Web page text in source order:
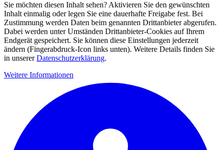
Sie möchten diesen Inhalt sehen? Aktivieren Sie den gewünschten
Inhalt einmalig oder legen Sie eine dauerhafte Freigabe fest. Bei
Zustimmung werden Daten beim genannten Drittanbieter abgerufen.
Dabei werden unter Umständen Drittanbieter-Cookies auf Ihrem
Endgerät gespeichert. Sie können diese Einstellungen jederzeit
ändern (Fingerabdruck-Icon links unten). Weitere Details finden Sie
in unsererDatenschutzerklärung.
Weitere Informationen